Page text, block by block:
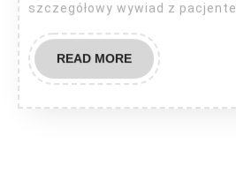
szczegółowy wywiad z
READ MOREREAD
MORE